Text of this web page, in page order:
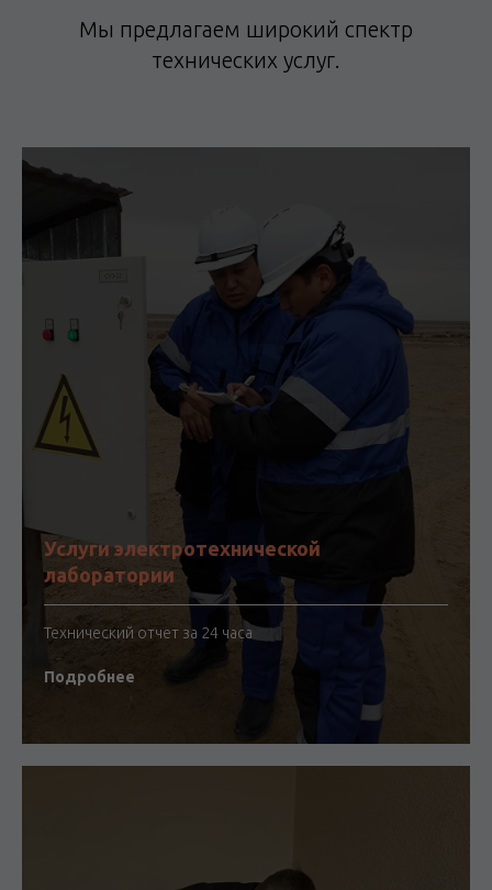
Мы предлагаем широкий спектр
технических услуг.
Услуги электротехнической
лаборатории
Технический отчет за 24 часа
Подробнее